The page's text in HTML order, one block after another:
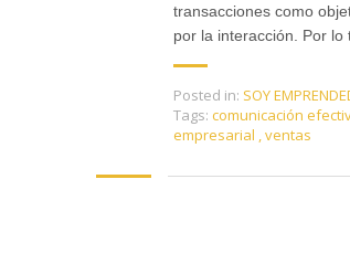
transacciones como
por la interacción. Por
Posted in: SOY
Tags: comunicación
empresarial ,ventas